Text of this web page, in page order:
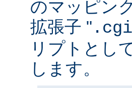
のマッピン
拡張子 " .cgi
リプトとし
します。